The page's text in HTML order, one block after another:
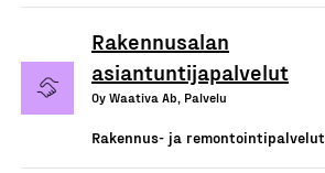
Rakennusalan
asiantuntijapalvelut
Oy Waativa Ab, Palvelu
Rakennus- ja remontointipalvelut